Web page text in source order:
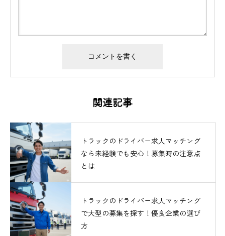
関連記事
トラックのドライバー求人マッチング
なら未経験でも安心！募集時の注意点
とは
トラックのドライバー求人マッチング
で大型の募集を探す！優良企業の選び
方